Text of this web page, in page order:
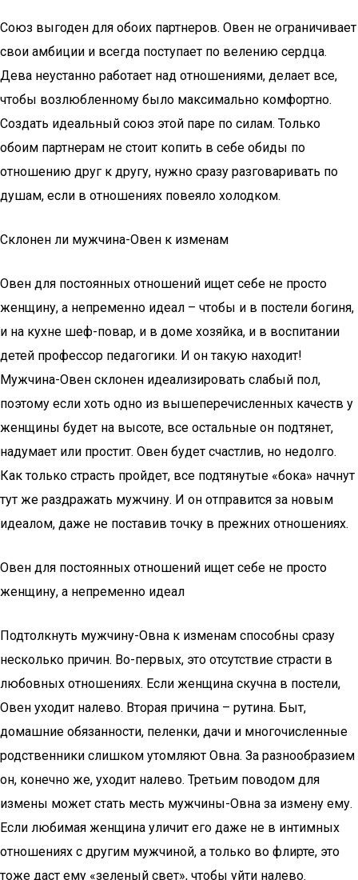
Союз выгоден для обоих партнеров. Овен не ограничивает
свои амбиции и всегда поступает по велению сердца.
Дева неустанно работает над отношениями, делает все,
чтобы возлюбленному было максимально комфортно.
Создать идеальный союз этой паре по силам. Только
обоим партнерам не стоит копить в себе обиды по
отношению друг к другу, нужно сразу разговаривать по
душам, если в отношениях повеяло холодком.
Склонен ли мужчина-Овен к изменам
Овен для постоянных отношений ищет себе не просто
женщину, а непременно идеал – чтобы и в постели богиня,
и на кухне шеф-повар, и в доме хозяйка, и в воспитании
детей профессор педагогики. И он такую находит!
Мужчина-Овен склонен идеализировать слабый пол,
поэтому если хоть одно из вышеперечисленных качеств у
женщины будет на высоте, все остальные он подтянет,
надумает или простит. Овен будет счастлив, но недолго.
Как только страсть пройдет, все подтянутые «бока» начнут
тут же раздражать мужчину. И он отправится за новым
идеалом, даже не поставив точку в прежних отношениях.
Овен для постоянных отношений ищет себе не просто
женщину, а непременно идеал
Подтолкнуть мужчину-Овна к изменам способны сразу
несколько причин. Во-первых, это отсутствие страсти в
любовных отношениях. Если женщина скучна в постели,
Овен уходит налево. Вторая причина – рутина. Быт,
домашние обязанности, пеленки, дачи и многочисленные
родственники слишком утомляют Овна. За разнообразием
он, конечно же, уходит налево. Третьим поводом для
измены может стать месть мужчины-Овна за измену ему.
Если любимая женщина уличит его даже не в интимных
отношениях с другим мужчиной, а только во флирте, это
тоже даст ему «зеленый свет», чтобы уйти налево.